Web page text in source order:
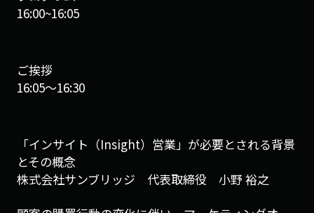
16:00~16:05
ご挨拶
16:05〜16:30
「インサイト（Insight）営業」が必要とされる背景
とその概念
株式会社サンブリッジ 代表取締役 小野 裕之